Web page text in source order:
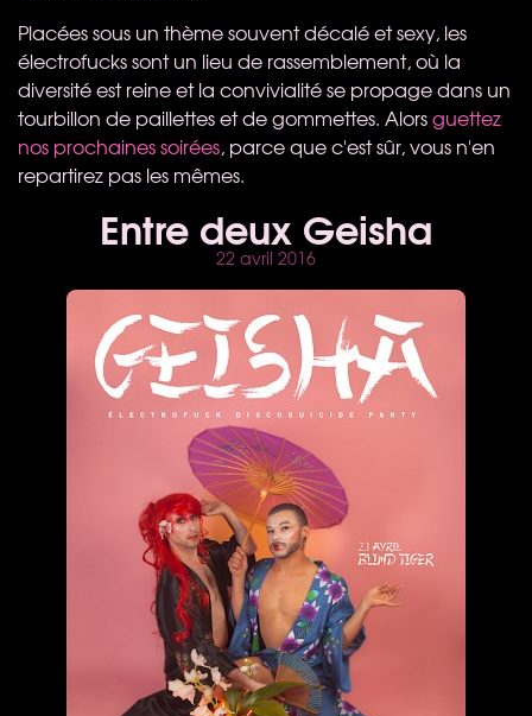
Placées sous un thème souvent décalé et sexy, les
électrofucks sont un lieu de rassemblement, où la
diversité est reine et la convivialité se propage dans un
tourbillon de paillettes et de gommettes. Alorsguettez
nos prochaines soirées, parce que c'est sûr, vous n'en
repartirez pas les mêmes.
Entre deux Geisha
22 avril 2016